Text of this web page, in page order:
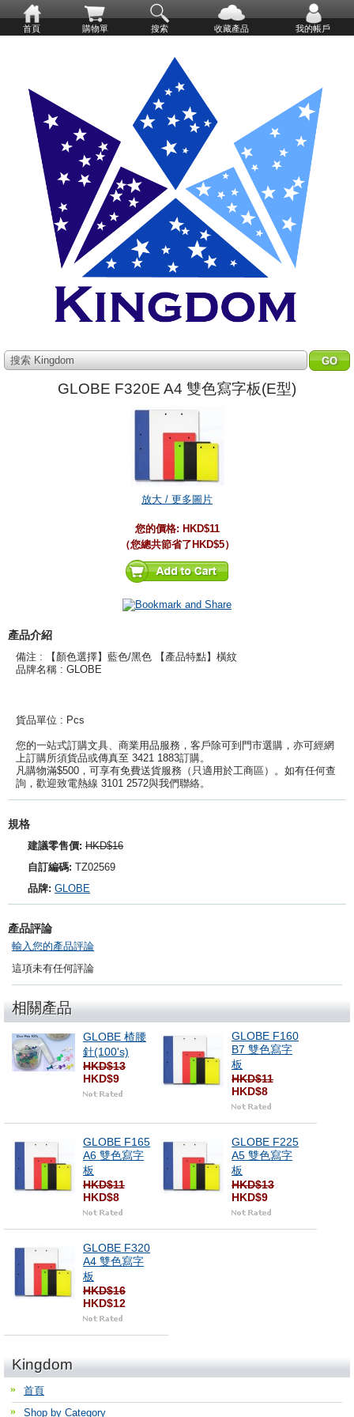
首頁 購物單 搜索 收藏產品 我的帳戶
搜索 Kingdom
GLOBE F320E A4 雙色寫字板(E型)
放大 / 更多圖片
您的價格: HKD$11
（您總共節省了 HKD$5）
產品介紹
備注 : 【顏色選擇】藍色/黑色 【產品特點】橫紋
品牌名稱 : GLOBE
貨品單位 : Pcs
您的一站式訂購文具、商業用品服務，客戶除可到門市選購，亦可經網
上訂購所須貨品或傳真至 3421 1883訂購。
凡購物滿$500，可享有免費送貨服務（只適用於工商區）。如有任何查
詢，歡迎致電熱線 3101 2572與我們聯絡。
規格
建議零售價: HKD$16
自訂編碼: TZ02569
品牌: GLOBE
產品評論
輸入您的產品評論
這項未有任何評論
相關產品
GLOBE 楂腰
針(100's)
HKD$13
HKD$9
GLOBE F160
B7 雙色寫字
板
HKD$11
HKD$8
GLOBE F165
A6 雙色寫字
板
HKD$11
HKD$8
GLOBE F225
A5 雙色寫字
板
HKD$13
HKD$9
GLOBE F320
A4 雙色寫字
板
HKD$16
HKD$12
Kingdom
首頁
Shop by Category